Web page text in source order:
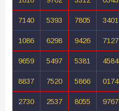
7140 5393 7805 3401
1086 6298 9426 7127
9659 5497 5381 4584
8837 7520 5866 0174
2730 2537 8055 9767